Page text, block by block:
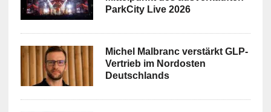
ParkCity Live 2026
Michel Malbranc verstärkt GLP-
Vertrieb im Nordosten
Deutschlands